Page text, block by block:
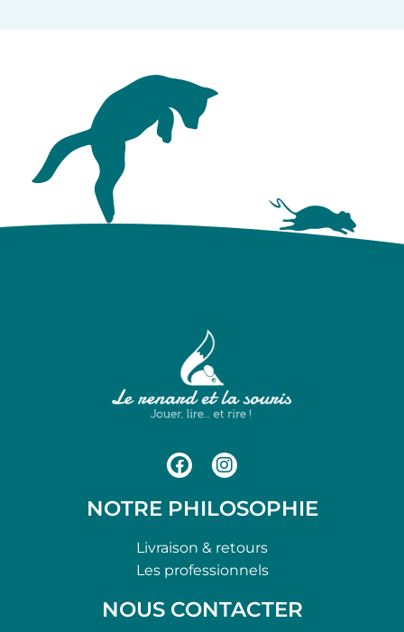
NOTRE PHILOSOPHIE
Livraison & retours
Les professionnels
NOUS CONTACTER